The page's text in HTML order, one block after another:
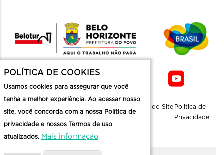
Mapa do Site Politica de
Privacidade
POLÍTICA DE COOKIES
Usamos cookies para assegurar que você
tenha a melhor experiência. Ao acessar nosso
site, você concorda com a nossa Política de
privacidade e nossos Termos de uso
atualizados. Mais informação